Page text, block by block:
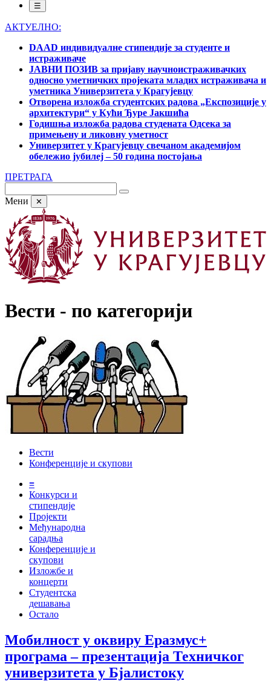
☰
АКТУЕЛНО:
DAAD индивидуалне стипендије за студенте и
истраживаче
ЈАВНИ ПОЗИВ за пријаву научноистраживачких
односно уметничких пројеката младих истраживача и
уметника Универзитета у Крагујевцу
Отворена изложба студентских радова „Експозиције у
архитектури“ у Кући Ђуре Јакшића
Годишња изложба радова студената Одсека за
примењену и ликовну уметност
Универзитет у Крагујевцу свечаном академијом
обележио јубилеј – 50 година постојања
ПРЕТРАГА
Мени ✕
Вести - по категорији
Вести
Конференције и скупови
≡
Конкурси и
стипендије
Пројекти
Међународна
сарадња
Конференције и
скупови
Изложбе и
концерти
Студентска
дешавања
Остало
Мобилност у оквиру Еразмус+
програма – презентација Техничког
универзитета у Бјалистоку